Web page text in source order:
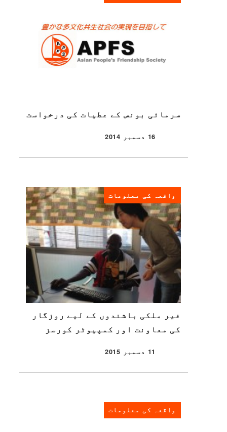
سرمائی بونس کے عطیات کی درخواست
شائع شدہ
16 دسمبر 2014
واقعہ کی معلومات
غیر ملکی باشندوں کے لیے روزگار
کی معاونت اور کمپیوٹر کورسز
شائع شدہ
11 دسمبر 2015
واقعہ کی معلومات